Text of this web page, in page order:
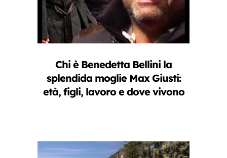
Chi è Benedetta Bellini la
splendida moglie Max Giusti:
età, figli, lavoro e dove vivono